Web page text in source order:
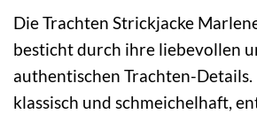
Die Trachten Strickjacke
besticht durch ihre liebevollen
authentischen Trachten-
klassisch und schmeichelhaft,